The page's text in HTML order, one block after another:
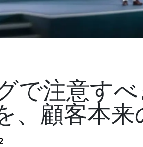
で注意すべ
、顧客本